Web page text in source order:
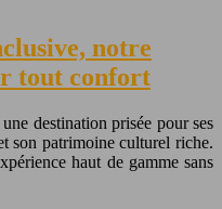
notre
tout confort
destination prisée pour ses
son patrimoine culturel riche.
haut de gamme sans